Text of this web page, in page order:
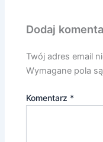
Dodaj
Twój adres email
Wymagane pola
Komentarz *